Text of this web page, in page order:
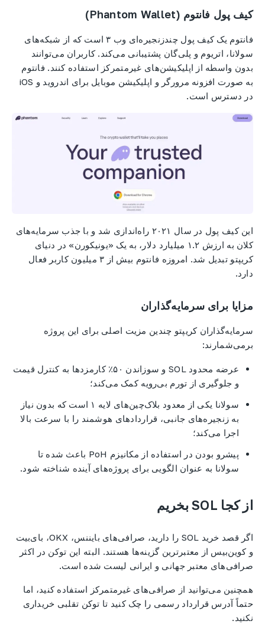
کیف پول فانتوم (Phantom Wallet)
فانتوم یک کیف پول چندزنجیره‌ای وب ۳ است که از شبکه‌های
سولانا، اتریوم و پلی‌گان پشتیبانی می‌کند. کاربران می‌توانند
بدون واسطه از اپلیکیشن‌های غیرمتمرکز استفاده کنند. فانتوم
به صورت افزونه مرورگر و اپلیکیشن موبایل برای اندروید و iOS
در دسترس است.
این کیف پول در سال ۲۰۲۱ راه‌اندازی شد و با جذب سرمایه‌های
کلان به ارزش ۱.۲ میلیارد دلار، به یک «یونیکورن» در دنیای
کریپتو تبدیل شد. امروزه فانتوم بیش از ۳ میلیون کاربر فعال
دارد.
مزایا برای سرمایه‌گذاران
سرمایه‌گذاران کریپتو چندین مزیت اصلی برای این پروژه
برمی‌شمارند:
عرضه محدود SOL و سوزاندن ۵۰٪ کارمزدها به کنترل قیمت
و جلوگیری از تورم بی‌رویه کمک می‌کند؛
سولانا یکی از معدود بلاک‌چین‌های لایه ۱ است که بدون نیاز
به زنجیره‌های جانبی، قراردادهای هوشمند را با سرعت بالا
اجرا می‌کند؛
پیشرو بودن در استفاده از مکانیزم PoH باعث شده تا
سولانا به عنوان الگویی برای پروژه‌های آینده شناخته شود.
از کجا SOL بخریم
اگر قصد خرید SOL را دارید، صرافی‌های بایننس، OKX، بای‌بیت
و کوین‌بیس از معتبرترین گزینه‌ها هستند. البته این توکن در اکثر
صرافی‌های معتبر جهانی و ایرانی لیست شده است.
همچنین می‌توانید از صرافی‌های غیرمتمرکز استفاده کنید، اما
حتماً آدرس قرارداد رسمی را چک کنید تا توکن تقلبی خریداری
نکنید.